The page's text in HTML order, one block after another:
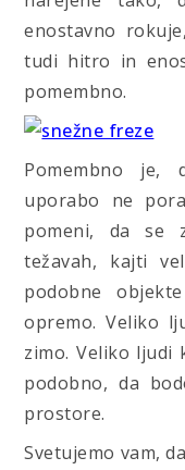
enostavno
tudi hitro in
pomembno.
Pomembno je,
uporabo ne
pomeni, da se
težavah, kajti
podobne
opremo. Veliko
zimo. Veliko ljudi
podobno, da
prostore.
Svetujemo vam,